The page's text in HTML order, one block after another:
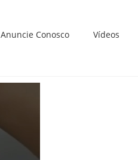
Anuncie Conosco Vídeos